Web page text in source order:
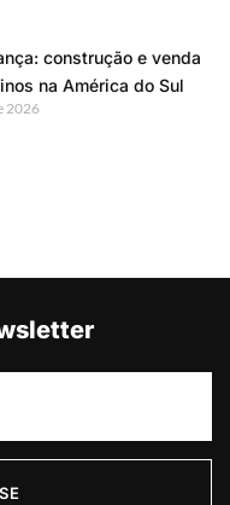
construção e venda
na América do Sul
2026